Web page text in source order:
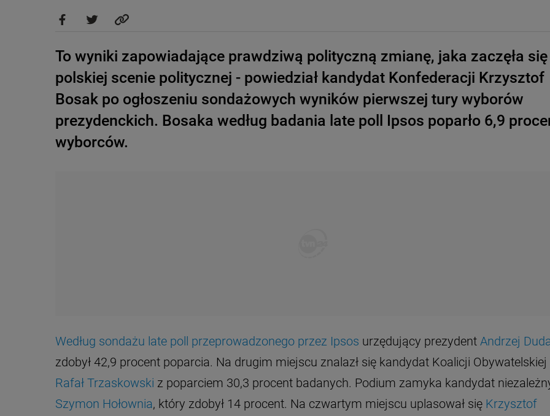
To wyniki zapowiadające prawdziwą polityczną zmianę, jaka zaczęła
polskiej scenie politycznej - powiedział kandydat Konfederacji Krzysztof
Bosak po ogłoszeniu sondażowych wyników pierwszej tury wyborów
prezydenckich. Bosaka według badania late poll Ipsos poparło 6,9
wyborców.
Według sondażu late poll przeprowadzonego przez Ipsos urzędujący prezydent Andrzej
zdobył 42,9 procent poparcia. Na drugim miejscu znalazł się kandydat Koalicji Obywatelskiej
Rafał Trzaskowski z poparciem 30,3 procent badanych. Podium zamyka kandydat
Szymon Hołownia, który zdobył 14 procent. Na czwartym miejscu uplasował się Krzysztof